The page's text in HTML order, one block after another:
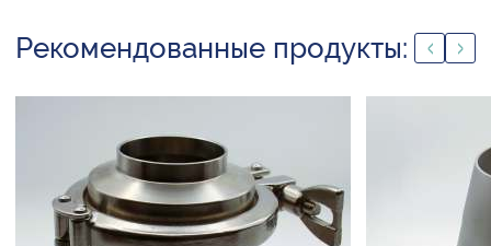
Рекомендованные продукты: